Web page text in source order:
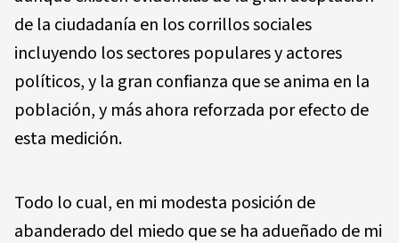
de la ciudadanía en los corrillos sociales
incluyendo los sectores populares y actores
políticos, y la gran confianza que se anima en la
población, y más ahora reforzada por efecto de
esta medición.
Todo lo cual, en mi modesta posición de
abanderado del miedo que se ha adueñado de mi